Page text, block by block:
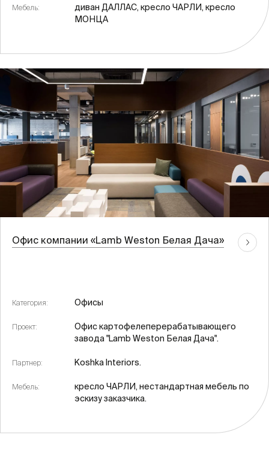
Мебель:
диван ДАЛЛАС, кресло ЧАРЛИ, кресло
МОНЦА
Офис компании «Lamb Weston Белая Дача»
Категория: Офисы
Проект:
Офис картофелеперерабатывающего
завода "Lamb Weston Белая Дача".
Партнер: Koshka Interiors.
Мебель:
кресло ЧАРЛИ, нестандартная мебель по
эскизу заказчика.